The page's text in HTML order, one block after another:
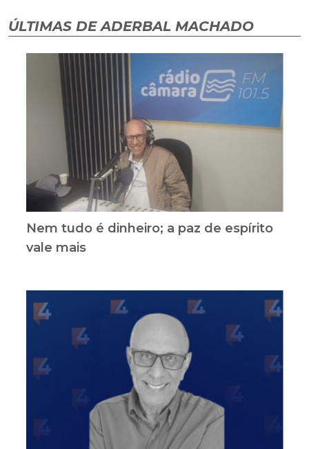
ÚLTIMAS DE ADERBAL MACHADO
Nem tudo é dinheiro; a paz de espírito
vale mais